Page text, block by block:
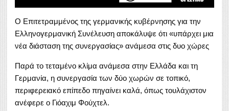
Ο Επιτετραμμένος της γερμανικής κυβέρνησης για την
Ελληνογερμανική Συνέλευση αποκάλυψε ότι «υπάρχει μια
νέα διάσταση της συνεργασίας» ανάμεσα στις δυο χώρες
Παρά το τεταμένο κλίμα ανάμεσα στην Ελλάδα και τη
Γερμανία, η συνεργασία των δύο χωρών σε τοπικό,
περιφερειακό επίπεδο πηγαίνει καλά, όπως τουλάχιστον
ανέφερε ο Γιόαχιμ Φούχτελ.